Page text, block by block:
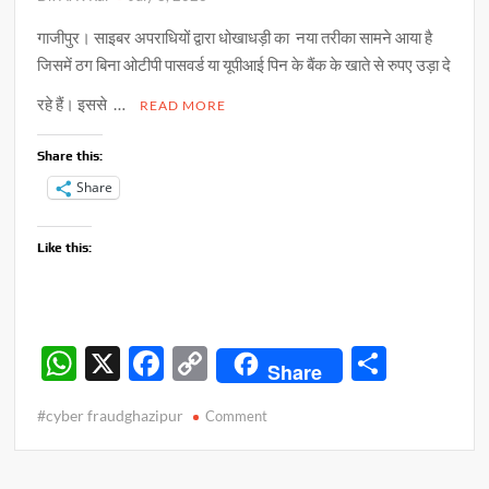
गाजीपुर। साइबर अपराधियों द्वारा धोखाधड़ी का नया तरीका सामने आया है
जिसमें ठग बिना ओटीपी पासवर्ड या यूपीआई पिन के बैंक के खाते से रुपए उड़ा दे
रहे हैं। इससे …
READ MORE
Share this:
Share
Like this:
W
at
X
F
e
C
o
p
Share
#cyber fraudghazipur Commenton